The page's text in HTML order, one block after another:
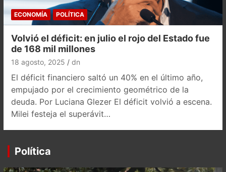
ECONOMÍA POLÍTICA
Volvió el déficit: en julio el rojo del Estado fue
de 168 mil millones
18 agosto, 2025 dn
El déficit financiero saltó un 40% en el último año,
empujado por el crecimiento geométrico de la
deuda. Por Luciana Glezer El déficit volvió a escena.
Milei festeja el superávit…
Política